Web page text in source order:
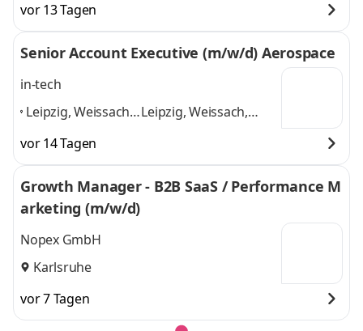
Heidelberg,
Stuttgart, Frankfurt
am Main,
Mannheim,
Karlsruhe
Frankfurt am Main,
Mannheim, Karlsruhe
vor 13 Tagen
Senior Account Executive (m/w/d) Aerospace
in-tech
Leipzig, Weissach,
Ingolstadt,
Garching b.
München, Berlin,
Leipzig, Weissach,
Berlinund 4 weitere
vor 14 Tagen
Growth Manager - B2B SaaS / Performance M
arketing (m/w/d)
Nopex GmbH
Karlsruhe
vor 7 Tagen